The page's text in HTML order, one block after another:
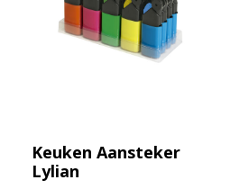
Keuken Aansteker
Lylian